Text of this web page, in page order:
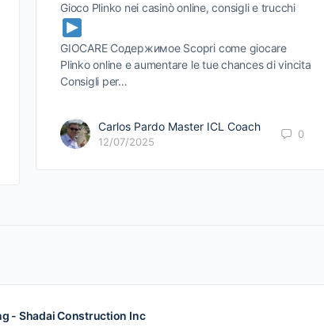
Gioco Plinko nei casinò online, consigli e trucchi
GIOCARE Содержимое Scopri come giocare
Plinko online e aumentare le tue chances di vincita
Consigli per…
Carlos Pardo Master ICL Coach
12/07/2025
0
- Shadai Construction Inc